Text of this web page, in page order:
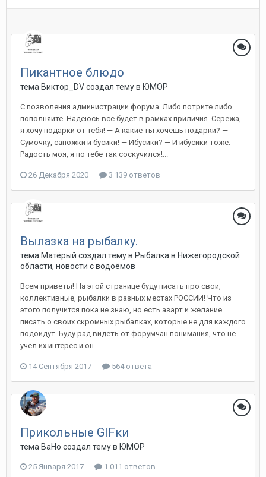
Пикантное блюдо
тема Виктор_DV создал тему в ЮМОР
С позволения администрации форума. Либо потрите либо
пополняйте. Надеюсь все будет в рамках приличия. Сережа,
я хочу подарки от тебя! — А какие ты хочешь подарки? —
Сумочку, сапожки и бусики! — Ибусики? — И ибусики тоже.
Радость моя, я по тебе так соскучился!...
26 Декабря 2020 3 139 ответов
Вылазка на рыбалку.
тема Матёрый создал тему в Рыбалка в Нижегородской
области, новости с водоёмов
Всем приветы! На этой странице буду писать про свои,
коллективные, рыбалки в разных местах РОССИИ! Что из
этого получится пока не знаю, но есть азарт и желание
писать о своих скромных рыбалках, которые не для каждого
подойдут. Буду рад видеть от форумчан понимания, что не
учел их интерес и он...
14 Сентября 2017 564 ответа
Прикольные GIFки
тема ВаНо создал тему в ЮМОР
25 Января 2017 1 011 ответов